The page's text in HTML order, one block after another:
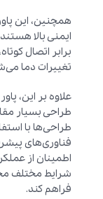
همچنین، این
ایمنی بالا
برابر اتصال
تغییرات دما
طراحی بسیار
طراحی‌ها با
فناوری‌های
اطمینان از
شرایط مختلف
فراهم کند.